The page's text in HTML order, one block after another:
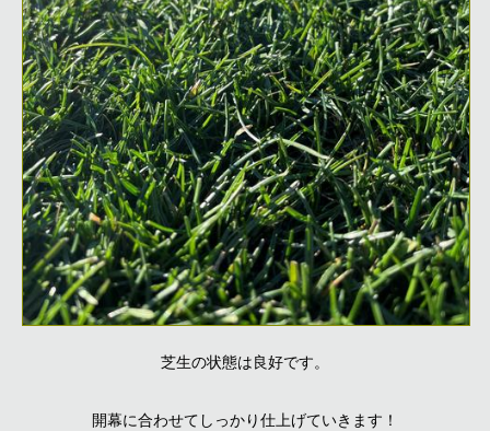
芝生の状態は良好です。
開幕に合わせてしっかり仕上げていきます！